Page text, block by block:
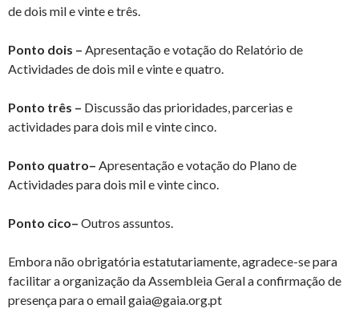
de dois mil e vinte e três.
Ponto dois – Apresentação e votação do Relatório de
Actividades de dois mil e vinte e quatro.
Ponto três – Discussão das prioridades, parcerias e
actividades para dois mil e vinte cinco.
Ponto quatro– Apresentação e votação do Plano de
Actividades para dois mil e vinte cinco.
Ponto cico– Outros assuntos.
Embora não obrigatória estatutariamente, agradece-se para
facilitar a organização da Assembleia Geral a confirmação de
presença para o email gaia@gaia.org.pt